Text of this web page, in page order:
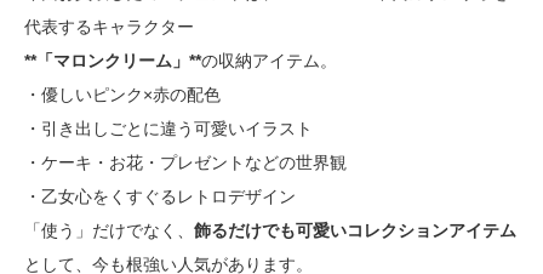
代表するキャラクター
**「マロンクリーム」**の収納アイテム。
・優しいピンク×赤の配色
・引き出しごとに違う可愛いイラスト
・ケーキ・お花・プレゼントなどの世界観
・乙女心をくすぐるレトロデザイン
「使う」だけでなく、 飾るだけでも可愛いコレクションアイテム
として、今も根強い人気があります。